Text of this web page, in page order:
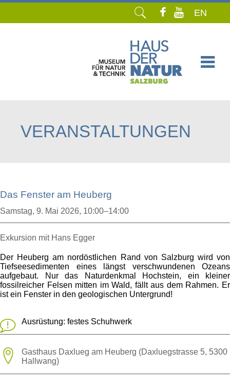
EN
VERANSTALTUNGEN
Das Fenster am Heuberg
Samstag, 9. Mai 2026, 10:00–14:00
Exkursion mit Hans Egger
Der Heuberg am nordöstlichen Rand von Salzburg wird von
Tiefseesedimenten eines längst verschwundenen Ozeans
aufgebaut. Nur das Naturdenkmal Hochstein, ein kleiner
fossilreicher Felsen mitten im Wald, fällt aus dem Rahmen. Er
ist ein Fenster in den geologischen Untergrund!
Ausrüstung: festes Schuhwerk
Gasthaus Daxlueg am Heuberg (Daxluegstrasse 5, 5300
Hallwang)